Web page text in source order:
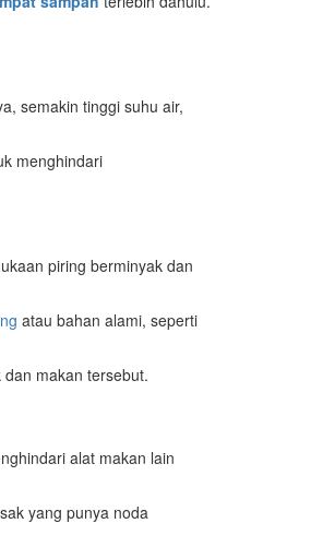
semakin tinggi suhu air,
menghindari
piring berminyak dan
atau bahan alami, seperti
makan tersebut.
alat makan lain
yang punya noda